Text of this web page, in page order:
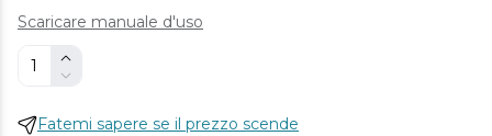
Scaricare manuale d'uso
Fatemi sapere se il prezzo scende